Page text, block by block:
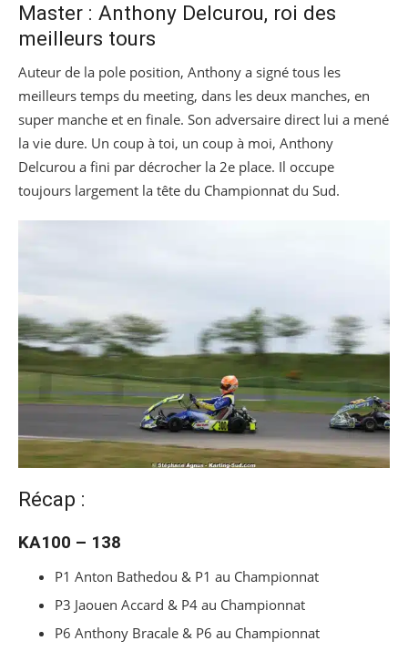
Master : Anthony Delcurou, roi des
meilleurs tours
Auteur de la pole position, Anthony a signé tous les
meilleurs temps du meeting, dans les deux manches, en
super manche et en finale. Son adversaire direct lui a mené
la vie dure. Un coup à toi, un coup à moi, Anthony
Delcurou a fini par décrocher la 2e place. Il occupe
toujours largement la tête du Championnat du Sud.
Récap :
KA100 – 138
P1 Anton Bathedou & P1 au Championnat
P3 Jaouen Accard & P4 au Championnat
P6 Anthony Bracale & P6 au Championnat